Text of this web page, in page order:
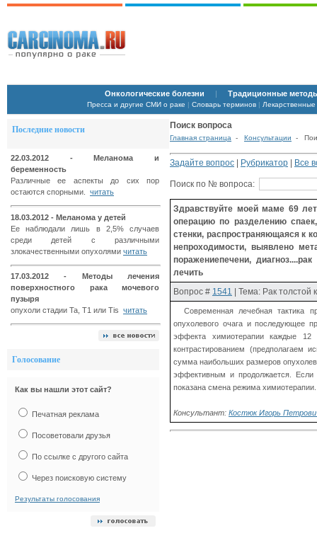
Онкологические болезни | Традиционные
Пресса и другие СМИ о раке | Словарь терминов| Лекарственные
Последние новости
22.03.2012 - Меланома и
беременность
Различные ее аспекты до сих пор
остаются спорными. читать
18.03.2012 - Меланома у детей
Ее наблюдали лишь в 2,5% случаев
среди детей с различными
злокачественными опухолями читать
17.03.2012 - Методы лечения
поверхностного рака мочевого
пузыря
опухоли стадии Ta, T1 или Tis читать
Голосование
Как вы нашли этот сайт?
Печатная реклама
Посоветовали друзья
По ссылке с другого сайта
Через поисковую систему
Результаты голосования
Поиск вопроса
Главная страница - Консультации -
Задайте вопрос Рубрикатор Все
Поиск по № вопроса:
Здравствуйте моей маме 69
операцию по разделению
стенки, распространяющаяся к
непроходимости, выявлено
поражениепечени,
лечить
Вопрос # 1541 | Тема: Рак толстой
Современная лечебная тактика
опухолевого очага и последующее
эффекта химиотерапии каждые
контрастированием (предполагаем
сумма наибольших размеров
эффективным и продолжается.
показана смена режима химиотерапии.
Консультант: Костюк Игорь